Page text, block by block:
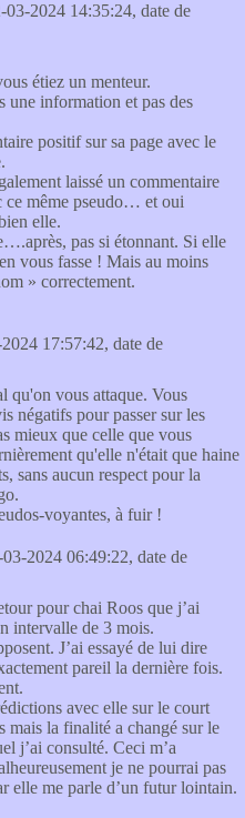
03-2024 14:35:24, date de
étiez un menteur.
une information et pas des
positif sur sa page avec le
laissé un commentaire
ce même pseudo… et oui
elle.
pas si étonnant. Si elle
vous fasse ! Mais au moins
» correctement.
17:57:42, date de
qu'on vous attaque. Vous
négatifs pour passer sur les
mieux que celle que vous
qu'elle n'était que haine
sans aucun respect pour la
voyantes, à fuir !
2024 06:49:22, date de
pour chai Roos que j’ai
intervalle de 3 mois.
J’ai essayé de lui dire
pareil la dernière fois.
avec elle sur le court
mais la finalité a changé sur le
j’ai consulté. Ceci m’a
je ne pourrai pas
elle me parle d’un futur lointain.